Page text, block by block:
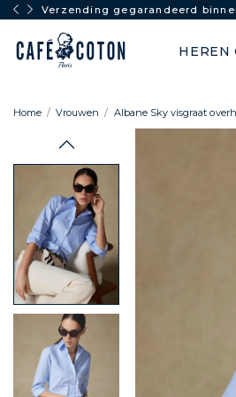
Verzending gegarandeerd
HEREN
Home Vrouwen Albane Sky visgraat